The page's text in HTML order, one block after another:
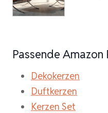
Passende
Dekokerzen
Duftkerzen
Kerzen Set